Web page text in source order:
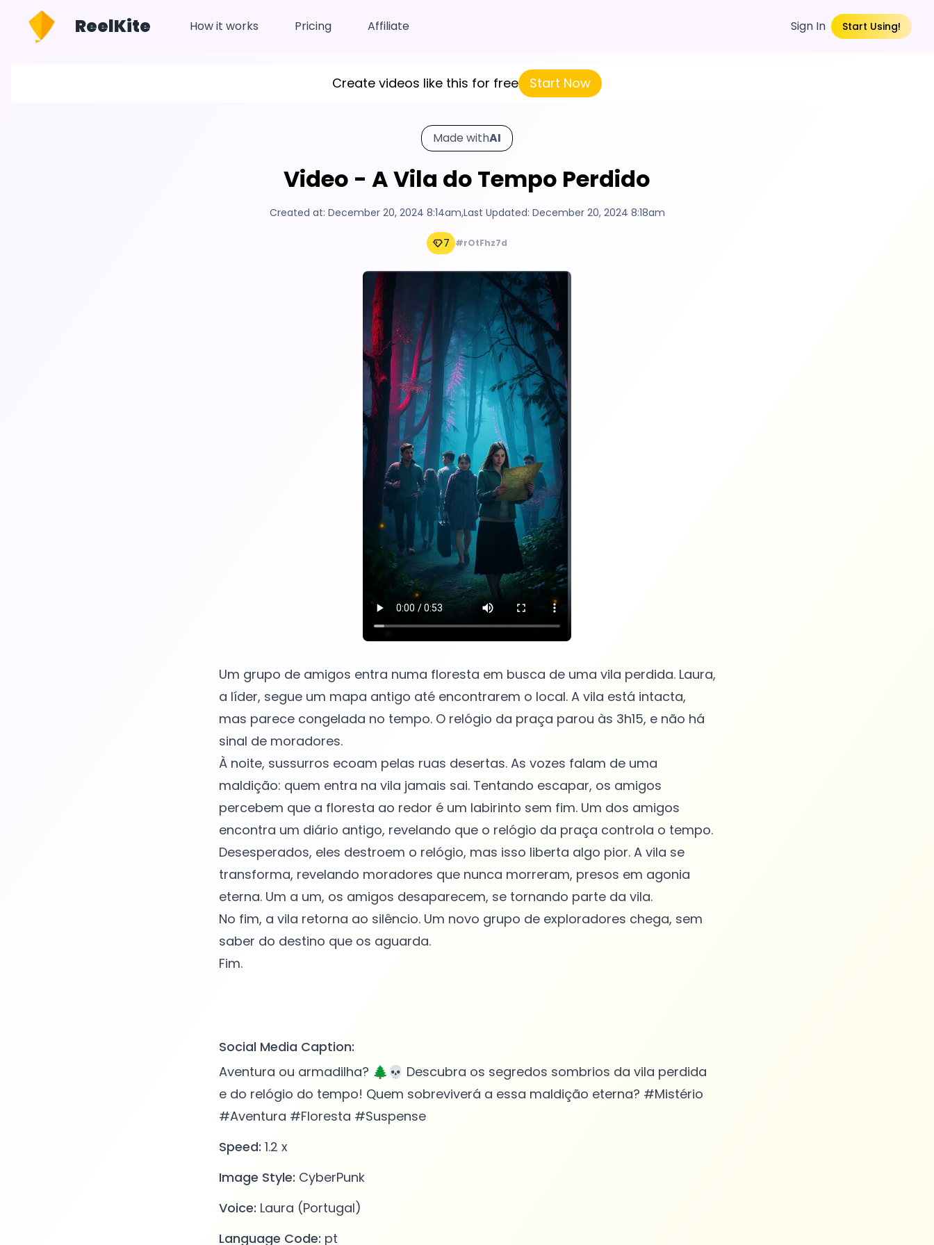
ReelKite How it works Pricing Affiliate Sign In Start Using!
Create videos like this for free Start Now
Made withAI
Video - A Vila do Tempo Perdido
Created at: December 20, 2024 8:14am,Last Updated: December 20, 2024 8:18am
7 #rOtFhz7d
Um grupo de amigos entra numa floresta em busca de uma vila perdida. Laura,
a líder, segue um mapa antigo até encontrarem o local. A vila está intacta,
mas parece congelada no tempo. O relógio da praça parou às 3h15, e não há
sinal de moradores.
À noite, sussurros ecoam pelas ruas desertas. As vozes falam de uma
maldição: quem entra na vila jamais sai. Tentando escapar, os amigos
percebem que a floresta ao redor é um labirinto sem fim. Um dos amigos
encontra um diário antigo, revelando que o relógio da praça controla o tempo.
Desesperados, eles destroem o relógio, mas isso liberta algo pior. A vila se
transforma, revelando moradores que nunca morreram, presos em agonia
eterna. Um a um, os amigos desaparecem, se tornando parte da vila.
No fim, a vila retorna ao silêncio. Um novo grupo de exploradores chega, sem
saber do destino que os aguarda.
Fim.
Social Media Caption:
Aventura ou armadilha? 🌲💀 Descubra os segredos sombrios da vila perdida
e do relógio do tempo! Quem sobreviverá a essa maldição eterna? #Mistério
#Aventura #Floresta #Suspense
Speed: 1.2 x
Image Style: CyberPunk
Voice: Laura (Portugal)
Language Code: pt